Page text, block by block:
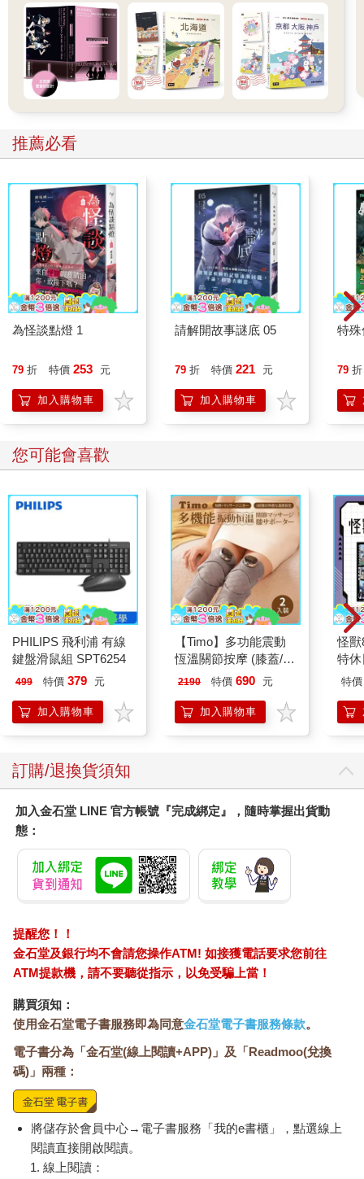
推薦必看
為怪談點燈 1
79 折 特價 253 元
加入購物車
請解開故事謎底 05
79 折 特價 221 元
加入購物車
特
79 折
您可能會喜歡
PHILIPS 飛利浦 有線
鍵盤滑鼠組 SPT6254
499 特價 379 元
加入購物車
【Timo】多功能震動
恆溫關節按摩 (膝蓋/
肩/手肘通用) 無線充電
膝熱敷【雙入組】
2190 特價 690 元
加入購物車
怪獸
特
加購]
特價
訂購/退換貨須知
加入金石堂 LINE 官方帳號『完成綁定』，隨時掌握出貨動
態：
提醒您！！
金石堂及銀行均不會請您操作ATM! 如接獲電話要求您前往
ATM提款機，請不要聽從指示，以免受騙上當！
購買須知：
使用金石堂電子書服務即為同意金石堂電子書服務條款。
電子書分為「金石堂(線上閱讀+APP)」及「Readmoo(兌換
碼)」兩種：
將儲存於會員中心→電子書服務「我的e書櫃」，點選線上
閱讀直接開啟閱讀。
線上閱讀：